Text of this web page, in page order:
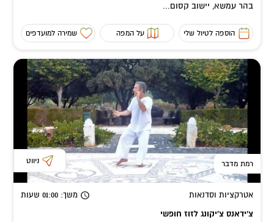
בהר עמשא, יישוב קסום...
הוספה לטיול שלי על המפה שמירה למועדפים
רמת מדבר ניווט
אטרקציות וסדנאות משך: 01:00 שעות
צ'ידאנס צ'יקונג לזוז חופשי